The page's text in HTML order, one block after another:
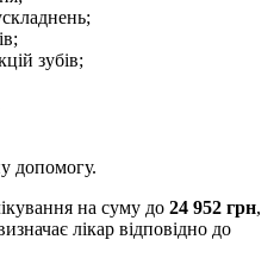
зубів;
допомогу.
на суму до 24 952 грн,
лікар відповідно до